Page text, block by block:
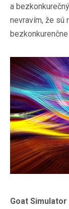
a
nevravím, že sú
Goat Simulator